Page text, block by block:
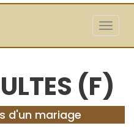
(F)
d'un mariage